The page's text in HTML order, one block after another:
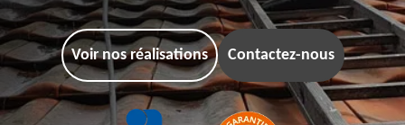
Voir nos réalisations Contactez-nous